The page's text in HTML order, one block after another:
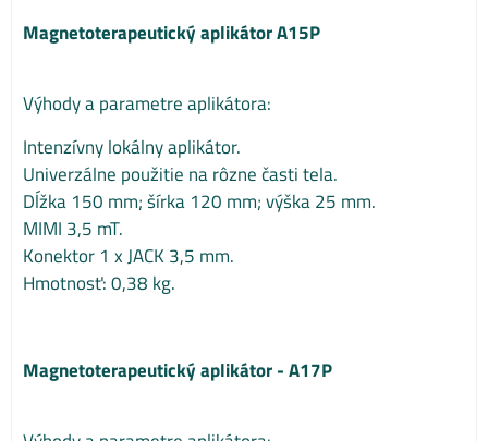
Magnetoterapeutický aplikátor A15P
Výhody a parametre aplikátora:
Intenzívny lokálny aplikátor.
Univerzálne použitie na rôzne časti tela.
Dĺžka 150 mm; šírka 120 mm; výška 25 mm.
MIMI 3,5 mT.
Konektor 1 x JACK 3,5 mm.
Hmotnosť: 0,38 kg.
Magnetoterapeutický aplikátor - A17P